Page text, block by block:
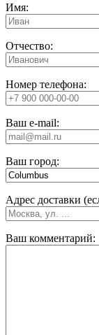
Имя:
Отчество:
Номер телефона:
Ваш e-mail:
Ваш город:
Адрес доставки
Ваш комментарий: